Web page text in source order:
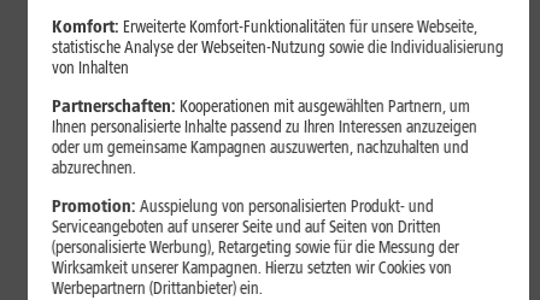
Kompakteres Format, neuer Chip, größerer Akku: Das Galaxy Z
Fold8 setzt andere Schwerpunkte als sein Vorgänger. Wir
zeigen, was Samsung verändert hat, welche Neuerungen im
Alltag zählen und wo das Fold7 Vorteile behält.
Mehr erfahren
Komfort: Erweiterte Komfort-Funktionalitäten für unsere Webseite,
statistische Analyse der Webseiten-Nutzung sowie die Individualisierung
von Inhalten
Partnerschaften: Kooperationen mit ausgewählten Partnern, um
Ihnen personalisierte Inhalte passend zu Ihren Interessen anzuzeigen
oder um gemeinsame Kampagnen auszuwerten, nachzuhalten und
abzurechnen.
Promotion: Ausspielung von personalisierten Produkt- und
Serviceangeboten auf unserer Seite und auf Seiten von Dritten
(personalisierte Werbung), Retargeting sowie für die Messung der
Wirksamkeit unserer Kampagnen. Hierzu setzten wir Cookies von
Werbepartnern (Drittanbieter) ein.